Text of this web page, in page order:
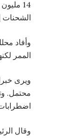
14
الشحنات
وأفاد
الممر
ويرى
اضطرابات
وقال